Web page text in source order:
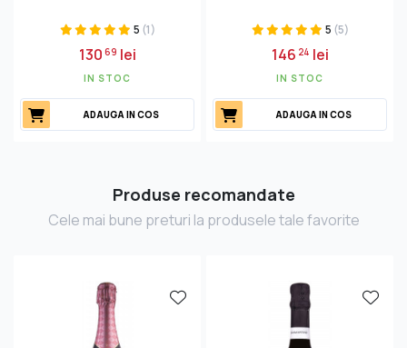
5 (1)
13069 lei
IN STOC
ADAUGA IN COS
5 (5)
146 24 lei
IN STOC
ADAUGA IN COS
Produse recomandate
Cele mai bune preturi la produsele tale favorite